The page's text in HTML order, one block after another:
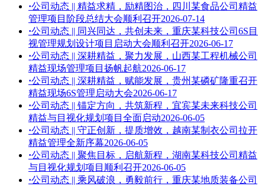
·公司动态 || 精益求精，励精图治，四川某食品公司精益
管理项目阶段总结大会顺利召开2026-07-14
·公司动态 || 同兴同达，共创未来，重庆某科技公司6S目
视管理规划设计项目启动大会顺利召开2026-06-17
·公司动态 || 深耕精益，聚力发展，山西某工程机械公司
精益现场管理项目扬帆起航2026-06-17
·公司动态 || 深耕精益，赋能发展，贵州某磷矿隆重召开
精益现场6S管理启动大会2026-06-17
·公司动态 || 锚定方向，共筑新程，宜宾某未来科技公司
精益与目视化规划项目全面启动2026-06-05
·公司动态 || 守正创新，提质增效，越南某制衣公司拉开
精益管理全新序幕2026-06-05
·公司动态 || 聚焦目标，启航新程，湖南某科技公司精益
与目视化规划项目顺利召开2026-06-05
·公司动态 || 乘风破浪，勇毅前行，重庆某地质装备公司